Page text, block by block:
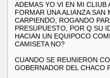
ADEMAS YO VI EN MI CLIUB
FORMAR UNA ALIANZA SAN
CARPIENDO, ROGANDO
PRESUPUESTO, POR Q SU
HACIAN UN EQUIPOCO
CAMISETA NO?
CUANDO SE REUNIERON
GOBERNADOR DEL CHACO